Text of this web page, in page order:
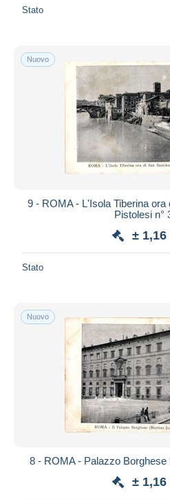
Stato
Nuovo
9 - ROMA - L'Isola Tiberina ora
Pistolesi n°
± 1,16
Stato
Nuovo
8 - ROMA - Palazzo Borghese
± 1,16